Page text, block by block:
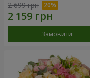
2 699 грн
Замовити